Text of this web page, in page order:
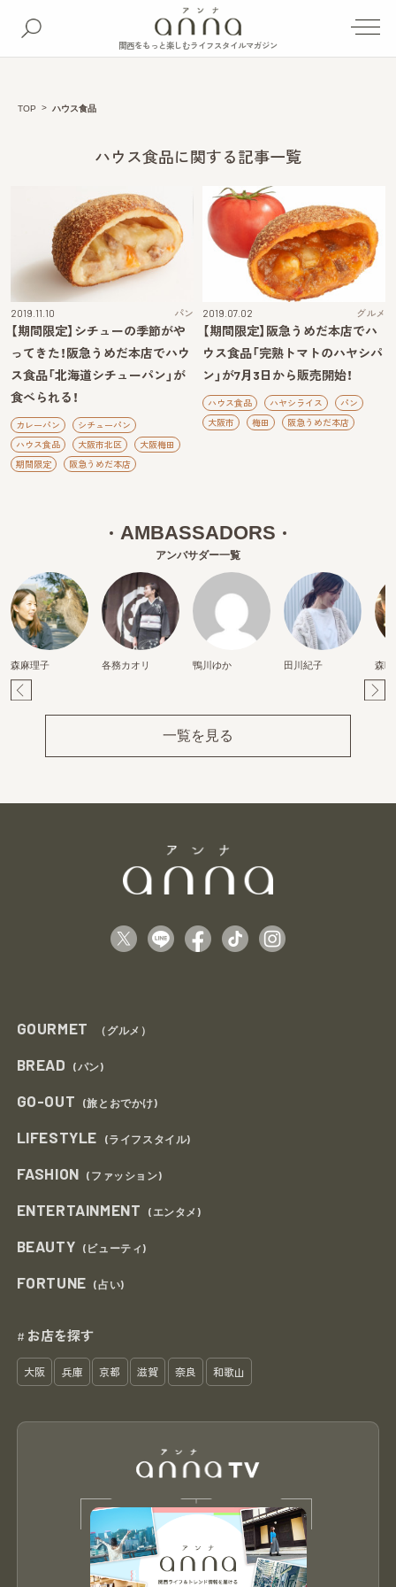
関西をもっと楽しむライフスタイルマガジン
TOP ハウス食品
ハウス食品に関する記事一覧
2019.11.10 パン
【期間限定】シチューの季節がや
ってきた！阪急うめだ本店でハウ
ス食品「北海道シチューパン」が
食べられる！
カレーパン
シチューパン
ハウス食品
大阪市北区
大阪梅田
期間限定
阪急うめだ本店
2019.07.02 グルメ
【期間限定】阪急うめだ本店でハ
ウス食品「完熟トマトのハヤシパ
ン」が7月3日から販売開始！
ハウス食品 ハヤシライス
パン
大阪市
梅田 阪急うめだ本店
AMBASSADORS
アンバサダー一覧
森麻理子 各務カオリ 鴨川ゆか 田川紀子 森映
一覧を見る
GOURMET （グルメ）
BREAD (パン)
GO-OUT (旅とおでかけ)
LIFESTYLE (ライフスタイル)
FASHION (ファッション)
ENTERTAINMENT (エンタメ)
BEAUTY (ビューティ)
FORTUNE (占い)
# お店を探す
大阪 兵庫 京都 滋賀 奈良 和歌山